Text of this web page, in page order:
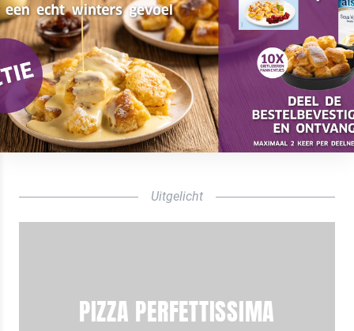
Uitgelicht
PIZZA PERFETTISSIMA